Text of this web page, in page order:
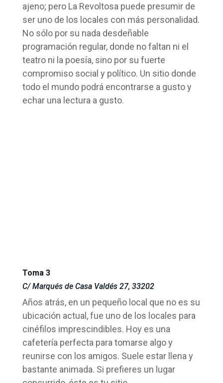
ajeno; pero La Revoltosa puede presumir de
ser uno de los locales con más personalidad.
No sólo por su nada desdeñable
programación regular, donde no faltan ni el
teatro ni la poesía, sino por su fuerte
compromiso social y político. Un sitio donde
todo el mundo podrá encontrarse a gusto y
echar una lectura a gusto.
Toma 3
C/ Marqués de Casa Valdés 27, 33202
Años atrás, en un pequeño local que no es su
ubicación actual, fue uno de los locales para
cinéfilos imprescindibles. Hoy es una
cafetería perfecta para tomarse algo y
reunirse con los amigos. Suele estar llena y
bastante animada. Si prefieres un lugar